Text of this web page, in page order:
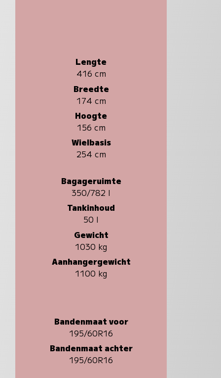
Lengte
416 cm
Breedte
174 cm
Hoogte
156 cm
Wielbasis
254 cm
Bagageruimte
350/782 l
Tankinhoud
50 l
Gewicht
1030 kg
Aanhangergewicht
1100 kg
Bandenmaat voor
195/60R16
Bandenmaat achter
195/60R16